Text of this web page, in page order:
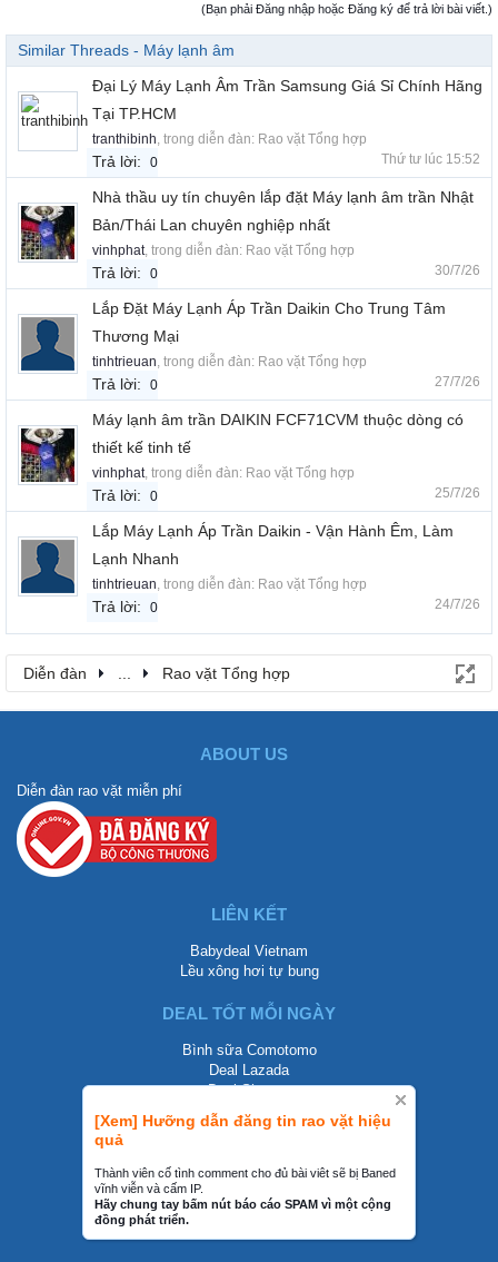
[Xem] Hưỡng dẫn đăng tin rao vặt hiệu
quả
Thành viên cố tình comment cho đủ bài viêt sẽ bị Baned
vĩnh viễn và cấm IP.
Hãy chung tay bấm nút báo cáo SPAM vì một cộng
đồng phát triển.
(Bạn phải Đăng nhập hoặc Đăng ký để trả lời bài viết.)
Similar Threads - Máy lạnh âm
Đại Lý Máy Lạnh Âm Trần Samsung Giá Sỉ Chính Hãng
Tại TP.HCM
tranthibinh , trong diễn đàn: Rao vặt Tổng hợp
Trả lời: 0 Thứ tư lúc 15:52
Nhà thầu uy tín chuyên lắp đặt Máy lạnh âm trần Nhật
Bản/Thái Lan chuyên nghiệp nhất
vinhphat, trong diễn đàn: Rao vặt Tổng hợp
Trả lời: 0 30/7/26
Lắp Đặt Máy Lạnh Áp Trần Daikin Cho Trung Tâm
Thương Mại
tinhtrieuan , trong diễn đàn: Rao vặt Tổng hợp
Trả lời: 0 27/7/26
Máy lạnh âm trần DAIKIN FCF71CVM thuộc dòng có
thiết kế tinh tế
vinhphat, trong diễn đàn: Rao vặt Tổng hợp
Trả lời: 0 25/7/26
Lắp Máy Lạnh Áp Trần Daikin - Vận Hành Êm, Làm
Lạnh Nhanh
tinhtrieuan , trong diễn đàn: Rao vặt Tổng hợp
Trả lời: 0 24/7/26
Diễn đàn Rao vặt Tổng hợp
ABOUT US
Diễn đàn rao vặt miễn phí
LIÊN KẾT
Babydeal Vietnam
Lều xông hơi tự bung
DEAL TỐT MỖI NGÀY
Bình sữa Comotomo
Deal Lazada
Deal Shopee
LIÊN HỆ
0858002468
contact@mraovat.vn